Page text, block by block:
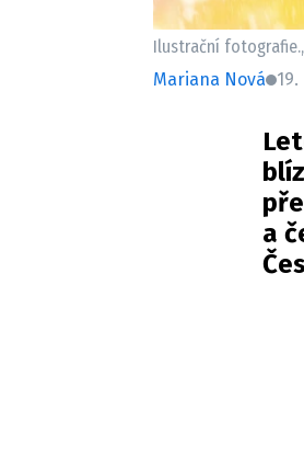
Ilustrační
Mariana Nová
a